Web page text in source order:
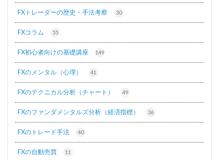
FXトレーダーの歴史・手法考察 30
FXコラム 55
FX初心者向けの基礎講座 149
FXのメンタル（心理） 41
FXのテクニカル分析（チャート） 49
FXのファンダメンタルズ分析（経済指標） 36
FXのトレード手法 40
FXの自動売買 11